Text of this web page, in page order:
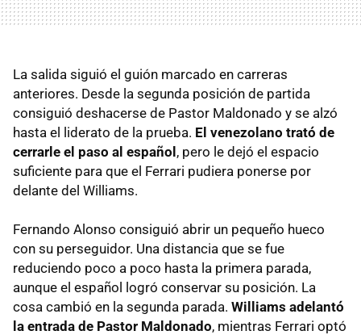
La salida siguió el guión marcado en carreras
anteriores. Desde la segunda posición de partida
consiguió deshacerse de Pastor Maldonado y se alzó
hasta el liderato de la prueba. El venezolano trató de
cerrarle el paso al español, pero le dejó el espacio
suficiente para que el Ferrari pudiera ponerse por
delante del Williams.
Fernando Alonso consiguió abrir un pequeño hueco
con su perseguidor. Una distancia que se fue
reduciendo poco a poco hasta la primera parada,
aunque el español logró conservar su posición. La
cosa cambió en la segunda parada. Williams adelantó
la entrada de Pastor Maldonado, mientras Ferrari optó